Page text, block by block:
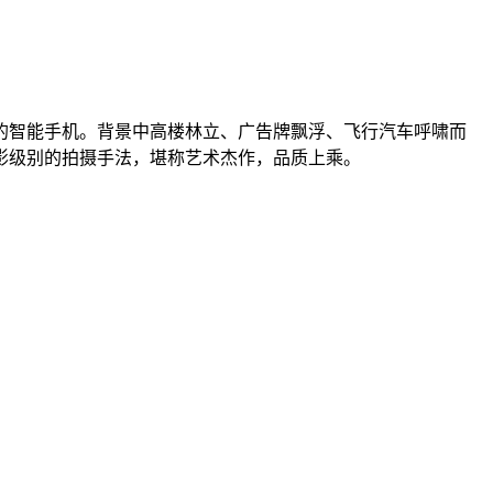
能手机。背景中高楼林立、广告牌飘浮、飞行汽车呼啸而
别的拍摄手法，堪称艺术杰作，品质上乘。